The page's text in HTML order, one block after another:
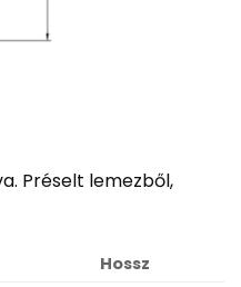
Préselt lemezből,
Hossz